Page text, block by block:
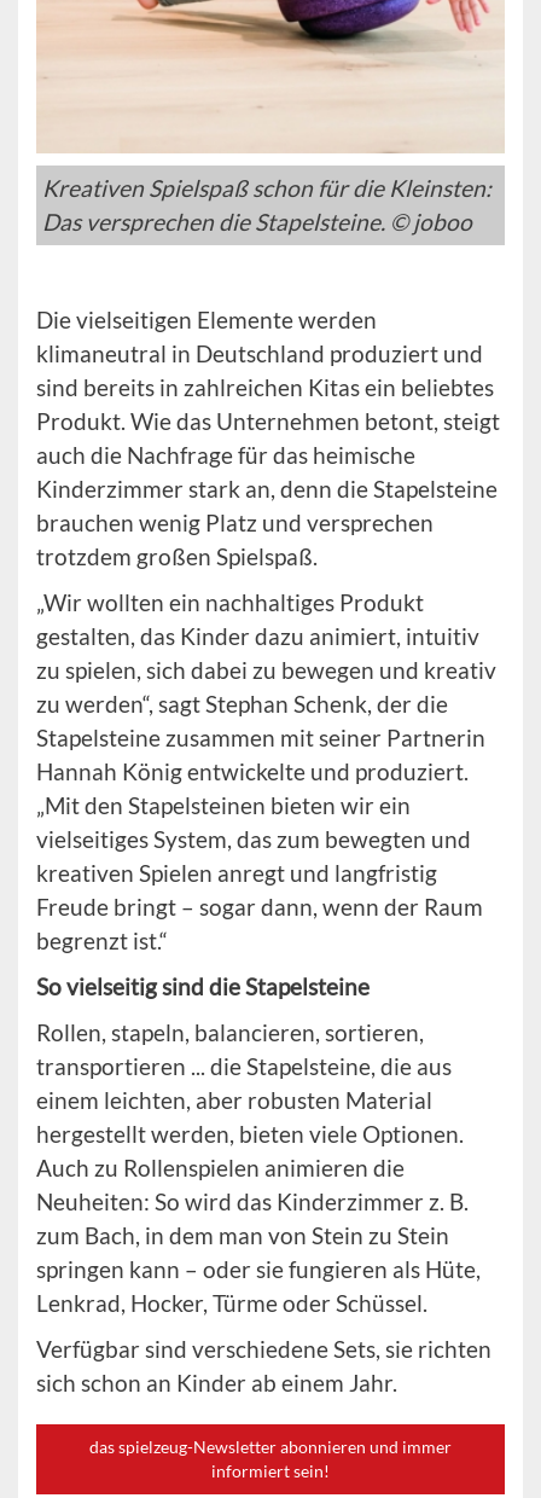
Kreativen Spielspaß schon für die Kleinsten:
Das versprechen die Stapelsteine. © joboo
Die vielseitigen Elemente werden
klimaneutral in Deutschland produziert und
sind bereits in zahlreichen Kitas ein beliebtes
Produkt. Wie das Unternehmen betont, steigt
auch die Nachfrage für das heimische
Kinderzimmer stark an, denn die Stapelsteine
brauchen wenig Platz und versprechen
trotzdem großen Spielspaß.
„Wir wollten ein nachhaltiges Produkt
gestalten, das Kinder dazu animiert, intuitiv
zu spielen, sich dabei zu bewegen und kreativ
zu werden“, sagt Stephan Schenk, der die
Stapelsteine zusammen mit seiner Partnerin
Hannah König entwickelte und produziert.
„Mit den Stapelsteinen bieten wir ein
vielseitiges System, das zum bewegten und
kreativen Spielen anregt und langfristig
Freude bringt – sogar dann, wenn der Raum
begrenzt ist.“
So vielseitig sind die Stapelsteine
Rollen, stapeln, balancieren, sortieren,
transportieren ... die Stapelsteine, die aus
einem leichten, aber robusten Material
hergestellt werden, bieten viele Optionen.
Auch zu Rollenspielen animieren die
Neuheiten: So wird das Kinderzimmer z. B.
zum Bach, in dem man von Stein zu Stein
springen kann – oder sie fungieren als Hüte,
Lenkrad, Hocker, Türme oder Schüssel.
Verfügbar sind verschiedene Sets, sie richten
sich schon an Kinder ab einem Jahr.
das spielzeug-Newsletter abonnieren und immer
informiert sein!